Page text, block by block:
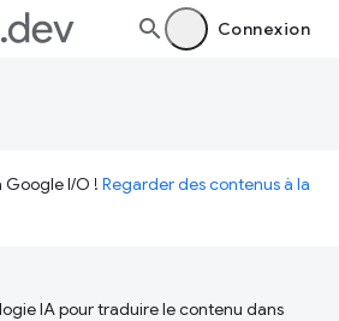
Connexion
I/O ! Regarder des contenus à la
IA pour traduire le contenu dans